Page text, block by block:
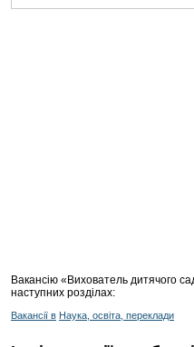
Вакансію «Вихователь дитячого
наступних розділах:
Вакансії в Наука, освіта, переклади